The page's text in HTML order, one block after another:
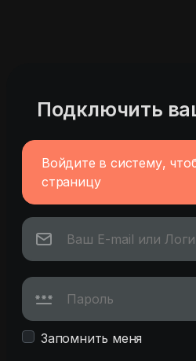
Подключить
Войдите в систему,
страницу
Запомнить меня